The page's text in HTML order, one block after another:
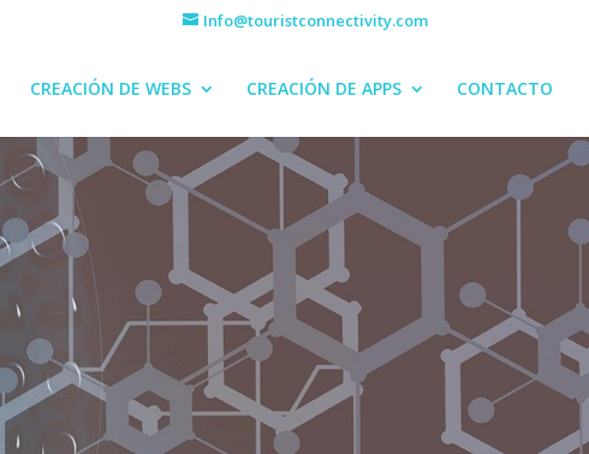
Info@touristconnectivity.com
CREACIÓN DE WEBS CREACIÓN DE APPS CONTACTO